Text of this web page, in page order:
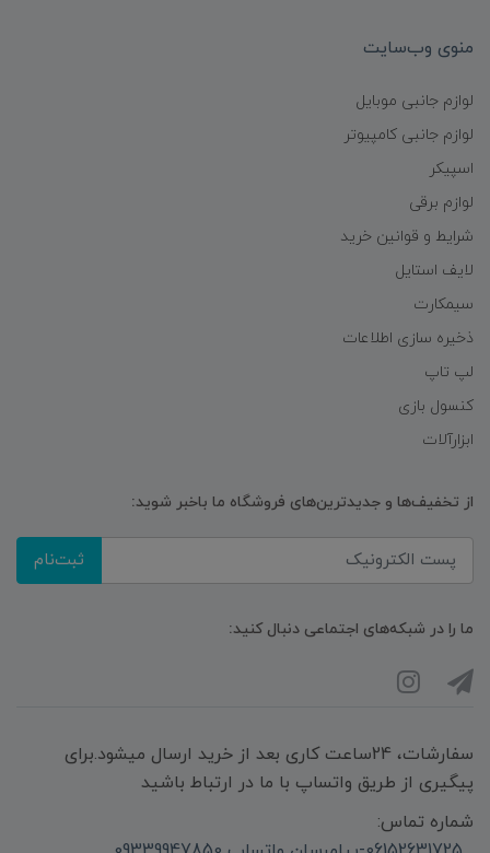
منوی وب‌سایت
لوازم جانبی موبایل
لوازم جانبی کامپیوتر
اسپیکر
لوازم برقی
شرایط و قوانین خرید
لایف استایل
سیمکارت
ذخیره سازی اطلاعات
لپ تاپ
کنسول بازی
ابزارآلات
از تخفیف‌ها و جدیدترین‌های فروشگاه ما باخبر شوید:
ثبت‌نام
ما را در شبکه‌های اجتماعی دنبال کنید:
سفارشات، 24ساعت کاری بعد از خرید ارسال میشود.برای
پیگیری از طریق واتساپ با ما در ارتباط باشید
شماره تماس: